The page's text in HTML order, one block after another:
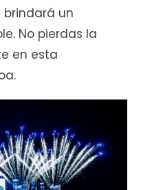
un
No pierdas la
en esta